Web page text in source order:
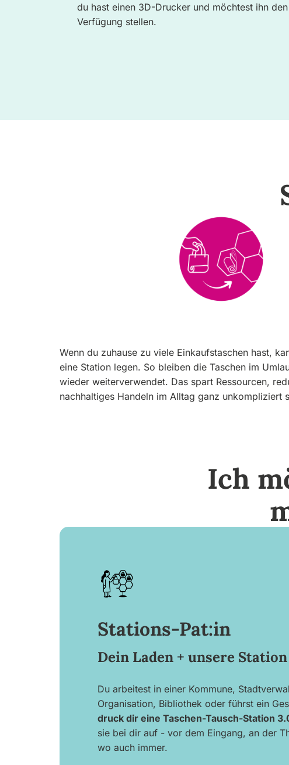
du hast einen 3D-Drucker und möchtest ihn
Verfügung stellen.
Wenn du zuhause zu viele Einkaufstaschen hast,
eine Station legen. So bleiben die Taschen im
wieder weiterverwendet. Das spart Ressourcen,
nachhaltiges Handeln im Alltag ganz unkompliziert
Ich
Stations-Pat:in
Dein Laden + unsere
Du arbeitest in einer Kommune,
Organisation, Bibliothek oder führst ein
druck dir eine Taschen-Tausch-Station
sie bei dir auf - vor dem Eingang, an der
wo auch immer.